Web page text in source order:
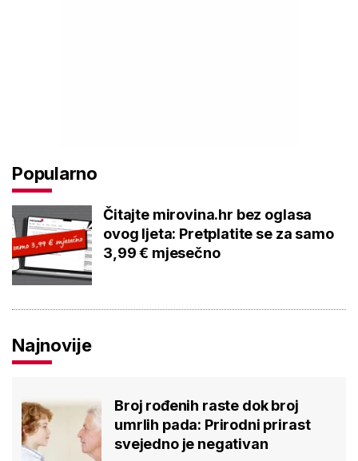
Popularno
Čitajte mirovina.hr bez oglasa
ovog ljeta: Pretplatite se za samo
3,99 € mjesečno
Najnovije
Broj rođenih raste dok broj
umrlih pada: Prirodni prirast
svejedno je negativan